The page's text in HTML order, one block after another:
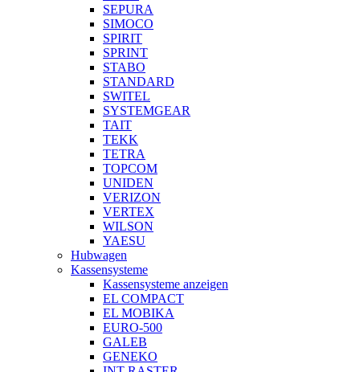
SEPURA
SIMOCO
SPIRIT
SPRINT
STABO
STANDARD
SWITEL
SYSTEMGEAR
TAIT
TEKK
TETRA
TOPCOM
UNIDEN
VERIZON
VERTEX
WILSON
YAESU
Hubwagen
Kassensysteme
Kassensysteme anzeigen
EL COMPACT
EL MOBIKA
EURO-500
GALEB
GENEKO